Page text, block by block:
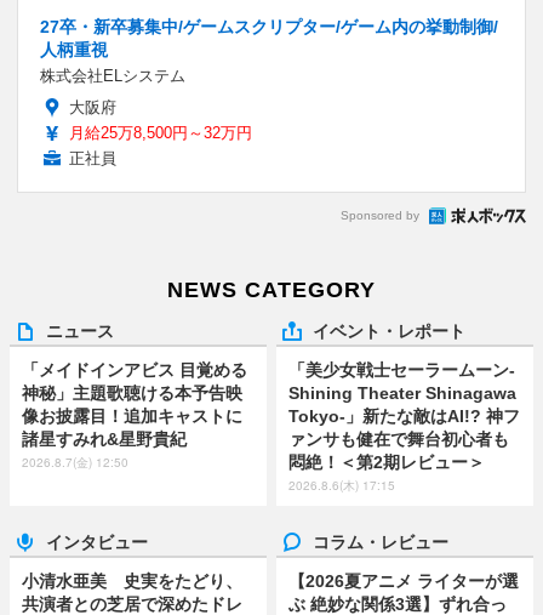
27卒・新卒募集中/ゲームスクリプター/ゲーム内の挙動制御/
人柄重視
株式会社ELシステム
大阪府
月給25万8,500円～32万円
正社員
Sponsored by
NEWS CATEGORY
ニュース
「メイドインアビス 目覚める
神秘」主題歌聴ける本予告映
像お披露目！追加キャストに
諸星すみれ&星野貴紀
2026.8.7(金) 12:50
イベント・レポート
「美少女戦士セーラームーン-
Shining Theater Shinagawa
Tokyo-」新たな敵はAI!? 神フ
ァンサも健在で舞台初心者も
悶絶！＜第2期レビュー＞
2026.8.6(木) 17:15
インタビュー
小清水亜美 史実をたどり、
共演者との芝居で深めたドレ
コラム・レビュー
【2026夏アニメ ライターが選
ぶ 絶妙な関係3選】ずれ合っ